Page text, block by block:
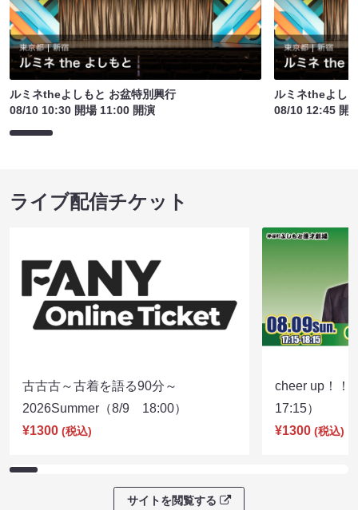
ルミネtheよしもと お盆特別興行
08/10 10:30 開場 11:00 開演
ルミネtheよし
08/10 12:45 開
ライブ配信チケット
古古古～古着を語る90分～
2026Summer（8/9 18:00）
¥1300 (税込)
cheer up！
17:15）
¥1300 (税込)
サイトを閲覧する